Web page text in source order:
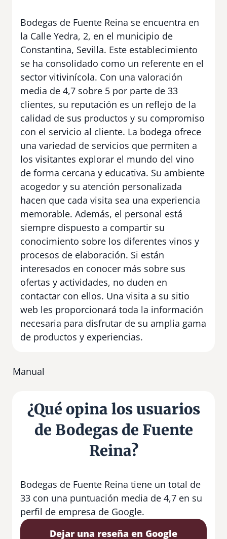
Bodegas de Fuente Reina se encuentra en
la Calle Yedra, 2, en el municipio de
Constantina, Sevilla. Este establecimiento
se ha consolidado como un referente en el
sector vitivinícola. Con una valoración
media de 4,7 sobre 5 por parte de 33
clientes, su reputación es un reflejo de la
calidad de sus productos y su compromiso
con el servicio al cliente. La bodega ofrece
una variedad de servicios que permiten a
los visitantes explorar el mundo del vino
de forma cercana y educativa. Su ambiente
acogedor y su atención personalizada
hacen que cada visita sea una experiencia
memorable. Además, el personal está
siempre dispuesto a compartir su
conocimiento sobre los diferentes vinos y
procesos de elaboración. Si están
interesados en conocer más sobre sus
ofertas y actividades, no duden en
contactar con ellos. Una visita a su sitio
web les proporcionará toda la información
necesaria para disfrutar de su amplia gama
de productos y experiencias.
Manual
¿Qué opina los usuarios
de Bodegas de Fuente
Reina?
Bodegas de Fuente Reina tiene un total de
33 con una puntuación media de 4,7 en su
perfil de empresa de Google.
Dejar una reseña en Google